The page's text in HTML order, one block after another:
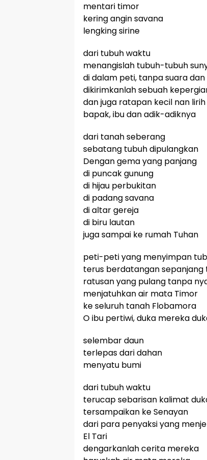
mentari timor
kering angin savana
lengking sirine
dari tubuh waktu
menangislah tubuh-tubuh
di dalam peti, tanpa suara
dikirimkanlah sebuah
dan juga ratapan kecil nan
bapak, ibu dan adik-adiknya
dari tanah seberang
sebatang tubuh dipulangkan
Dengan gema yang panjang
di puncak gunung
di hijau perbukitan
di padang savana
di altar gereja
di biru lautan
juga sampai ke rumah Tuhan
peti-peti yang menyimpan
terus berdatangan sepanjang
ratusan yang pulang tanpa
menjatuhkan air mata Timor
ke seluruh tanah Flobamora
O ibu pertiwi, duka mereka
selembar daun
terlepas dari dahan
menyatu bumi
dari tubuh waktu
terucap sebarisan kalimat
tersampaikan ke Senayan
dari para penyaksi yang
El Tari
dengarkanlah cerita mereka